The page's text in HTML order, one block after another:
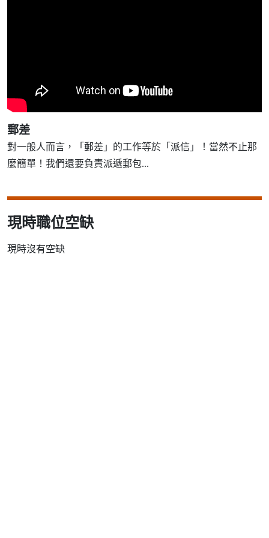
郵差
對一般人而言，「郵差」的工作等於「派信」！當然不止那
麼簡單！我們還要負責派遞郵包...
現時職位空缺
現時沒有空缺